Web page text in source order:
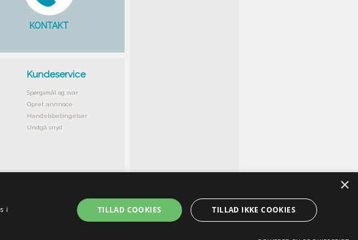
KONTAKT
Kundeservice
Spørgsmål og svar
Opret annnoce
Handelsbetingelser
Undgå snyd
×
i
TILLAD COOKIES TILLAD IKKE COOKIES